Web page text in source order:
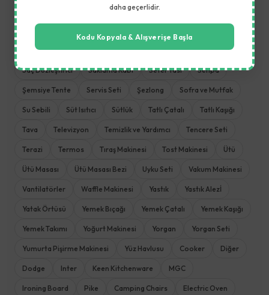
Mutfak Havlusu Mutfak Robotu
Mutfak Terazisi
Pişirme ve Kızartma Pizza Tavası Plaj Havlusu Rondo
Saç Düzleştirici Saklama Kabı Sefer Tası Sehpa
Şemsiye Tente Servis Seti Şezlong Sofra ve Mutfak
Su Sebili Süt Isıtıcı Sütlük Tatlı Çatalı Tatlı Kaşığı
Tava Televizyon Temizlik ve Yardımcı Tencere Seti
Terazi Termos Tıraş Makinesi Tost Makinesi Ütü
Ütü Masası Ütü Masası Bezi Uyku Seti Vakum Makinesi
Vantilatörler Waffle Makinesi Yastık Yastık Alezİ
Yatak Örtüsü Yemek Bıçağı Yemek Çatalı Yemek Kaşığı
Yemek Takımı Yoğurt Makinesi Yorgan Yorgan Seti
Yumurta Pişirme Makinesi Yüz Havlusu Cooker Diğer
Dodge Inter Keen Kitchenware MGC
Ironing Board Pike Camping Chairs Electric Oven
daha geçerlidir.
Kodu Kopyala & Alışverişe Başla